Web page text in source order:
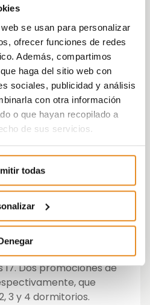
se usan para personalizar
ofrecer funciones de redes
Además, compartimos
haga del sitio web con
sociales, publicidad y análisis
con otra información
o que hayan recopilado a
de sus servicios.
todas
de primera mano
futura casa. En este
podrán identificar los
realiza en lo
al disponer
B.
su decisión, los
también podrán
cómo sería el espacio,
de su
de un piso piloto
y decorado siguiendo
en interiorismo.
estarán disponibles
en adquirir su
situadas en
17. Dos promociones de
que
3 y 4 dormitorios.